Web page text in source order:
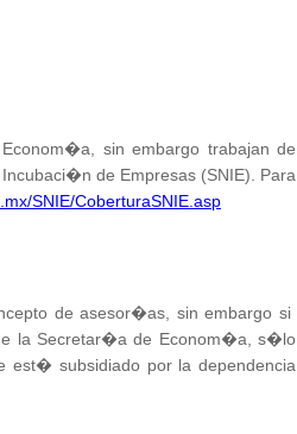
sin embargo trabajan de
de Empresas (SNIE). Para
SNIE/CoberturaSNIE.asp
de asesor�as, sin embargo si
la Secretar�a de Econom�a, s�lo
est� subsidiado por la dependencia